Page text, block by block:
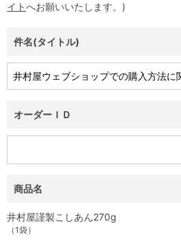
イトへお願いいたします。)
件名(タイトル)
オーダーＩＤ
商品名
井村屋謹製こしあん270g
（1袋）